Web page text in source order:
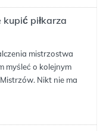
piłkarza
mistrzostwa
myśleć o kolejnym
Nikt nie ma